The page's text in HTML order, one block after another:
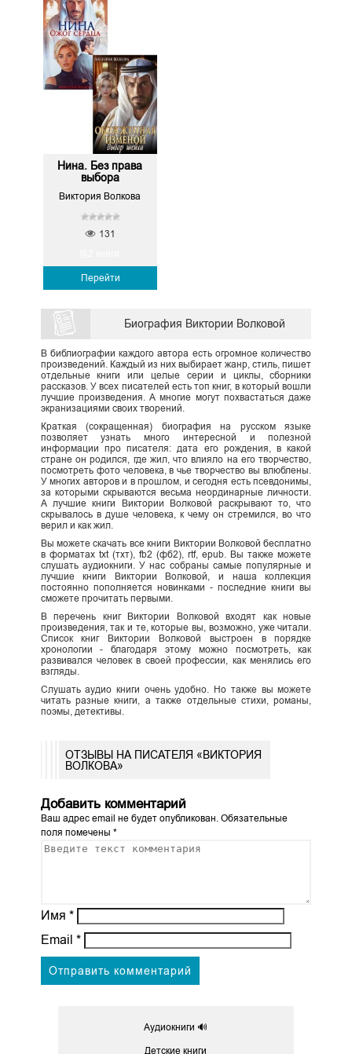
Нина. Без права
выбора
Виктория Волкова
Перейти
131
Биография Виктории Волковой
В библиографии каждого автора есть огромное количество
произведений. Каждый из них выбирает жанр, стиль, пишет
отдельные книги или целые серии и циклы, сборники
рассказов. У всех писателей есть топ книг, в который вошли
лучшие произведения. А многие могут похвастаться даже
экранизациями своих творений.
Краткая (сокращенная) биография на русском языке
позволяет узнать много интересной и полезной
информации про писателя: дата его рождения, в какой
стране он родился, где жил, что влияло на его творчество,
посмотреть фото человека, в чье творчество вы влюблены.
У многих авторов и в прошлом, и сегодня есть псевдонимы,
за которыми скрываются весьма неординарные личности.
А лучшие книги Виктории Волковой раскрывают то, что
скрывалось в душе человека, к чему он стремился, во что
верил и как жил.
Вы можете скачать все книги Виктории Волковой бесплатно
в форматах txt (тхт), fb2 (фб2), rtf, epub. Вы также можете
слушать аудиокниги. У нас собраны самые популярные и
лучшие книги Виктории Волковой, и наша коллекция
постоянно пополняется новинками - последние книги вы
сможете прочитать первыми.
В перечень книг Виктории Волковой входят как новые
произведения, так и те, которые вы, возможно, уже читали.
Список книг Виктории Волковой выстроен в порядке
хронологии - благодаря этому можно посмотреть, как
развивался человек в своей профессии, как менялись его
взгляды.
Слушать аудио книги очень удобно. Но также вы можете
читать разные книги, а также отдельные стихи, романы,
поэмы, детективы.
ОТЗЫВЫ НА ПИСАТЕЛЯ «ВИКТОРИЯ
ВОЛКОВА»
Добавить комментарий
Ваш адрес email не будет опубликован.Обязательные
поля помечены *
Имя *
Email *
Аудиокниги 🔊
Детские книги